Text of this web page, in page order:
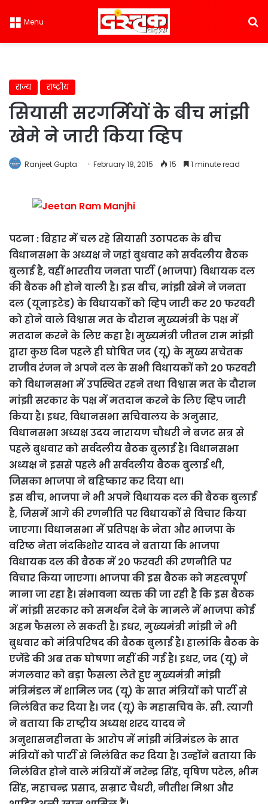
Menu
राज्य राष्ट्रीय
सियासी सरगर्मियों के बीच मांझी
खेमे ने जारी किया व्हिप
Ranjeet Gupta February 18, 2015 15 1 minute read
पटना : बिहार में चल रहे सियासी उठापटक के बीच
विधानसभा के अध्यक्ष ने जहां बुधवार को सर्वदलीय बैठक
बुलाई है, वहीं भारतीय जनता पार्टी (भाजपा) विधायक दल
की बैठक भी होने वाली है। इस बीच, मांझी खेमे ने जनता
दल (यूनाइटेड) के विधायकों को व्हिप जारी कर 20 फरवरी
को होने वाले विश्वास मत के दौरान मुख्यमंत्री के पक्ष में
मतदान करने के लिए कहा है। मुख्यमंत्री जीतन राम मांझी
द्वारा कुछ दिन पहले ही घोषित जद (यू) के मुख्य सचेतक
राजीव रंजन ने अपने दल के सभी विधायकों को 20 फरवरी
को विधानसभा में उपस्थित रहने तथा विश्वास मत के दौरान
मांझी सरकार के पक्ष में मतदान करने के लिए व्हिप जारी
किया है। इधर, विधानसभा सचिवालय के अनुसार,
विधानसभा अध्यक्ष उदय नारायण चौधरी ने बजट सत्र से
पहले बुधवार को सर्वदलीय बैठक बुलाई है। विधानसभा
अध्यक्ष ने इससे पहले भी सर्वदलीय बैठक बुलाई थी,
जिसका भाजपा ने बहिष्कार कर दिया था।
इस बीच, भाजपा ने भी अपने विधायक दल की बैठक बुलाई
है, जिसमें आगे की रणनीति पर विधायकों से विचार किया
जाएगा। विधानसभा में प्रतिपक्ष के नेता और भाजपा के
वरिष्ठ नेता नंदकिशोर यादव ने बताया कि भाजपा
विधायक दल की बैठक में 20 फरवरी की रणनीति पर
विचार किया जाएगा। भाजपा की इस बैठक को महत्वपूर्ण
माना जा रहा है। संभावना व्यक्त की जा रही है कि इस बैठक
में मांझी सरकार को समर्थन देने के मामले में भाजपा कोई
अहम फैसला ले सकती है। इधर, मुख्यमंत्री मांझी ने भी
बुधवार को मंत्रिपरिषद की बैठक बुलाई है। हालांकि बैठक के
एजेंडे की अब तक घोषणा नहीं की गई है। इधर, जद (यू) ने
मंगलवार को बड़ा फैसला लेते हुए मुख्यमंत्री मांझी
मंत्रिमंडल में शामिल जद (यू) के सात मंत्रियों को पार्टी से
निलंबित कर दिया है। जद (यू) के महासचिव के. सी. त्यागी
ने बताया कि राष्ट्रीय अध्यक्ष शरद यादव ने
अनुशासनहीनता के आरोप में मांझी मंत्रिमंडल के सात
मंत्रियों को पार्टी से निलंबित कर दिया है। उन्होंने बताया कि
निलंबित होने वाले मंत्रियों में नरेन्द्र सिंह, वृषिण पटेल, भीम
सिंह, महाचन्द्र प्रसाद, सम्राट चैधरी, नीतीश मिश्रा और